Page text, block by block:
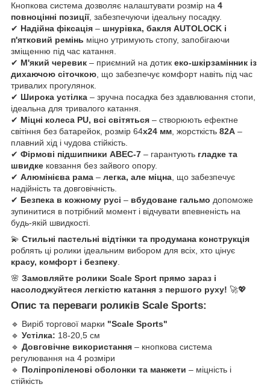
Кнопкова система дозволяє налаштувати розмір на 4
повноцінні позиції, забезпечуючи ідеальну посадку.
✔ Надійна фіксація – шнурівка, бакля AUTОLOCK і
п'ятковий ремінь міцно утримують стопу, запобігаючи
зміщенню під час катання.
✔ М'який черевик – приємний на дотик еко-шкірзамінник із
дихаючою сіточкою, що забезпечує комфорт навіть під час
тривалих прогулянок.
✔ Широка устілка – зручна посадка без здавлювання стопи,
ідеальна для тривалого катання.
✔ Міцні колеса PU, всі світяться – створюють ефектне
світіння без батарейок, розмір 64x24 мм, жорсткість 82А –
плавний хід і чудова стійкість.
✔ Фірмові підшипники ABEC-7 – гарантують гладке та
швидке ковзання без зайвого опору.
✔ Алюмінієва рама – легка, але міцна, що забезпечує
надійність та довговічність.
✔ Безпека в кожному русі – вбудоване гальмо допоможе
зупинитися в потрібний момент і відчувати впевненість на
будь-якій швидкості.
💫 Стильні пастельні відтінки та продумана конструкція
роблять ці ролики ідеальним вибором для всіх, хто цінує
красу, комфорт і безпеку.
🌸 Замовляйте ролики Scale Sport прямо зараз і
насолоджуйтеся легкістю катання з першого руху! 🚀💖
Опис та переваги роликів Scale Sports:
🔹 Виріб торгової марки "Scale Sports"
🔹 Устілка: 18-20,5 см
🔹 Довговічне використання – кнопкова система
регулювання на 4 розміри
🔹 Поліпропіленові оболонки та манжети – міцність і
стійкість